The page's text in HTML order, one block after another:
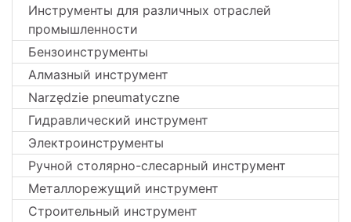
Инструменты для различных отраслей
промышленности
Бензоинструменты
Алмазный инструмент
Narzędzie pneumatyczne
Гидравлический инструмент
Электроинструменты
Ручной столярно-слесарный инструмент
Металлорежущий инструмент
Строительный инструмент